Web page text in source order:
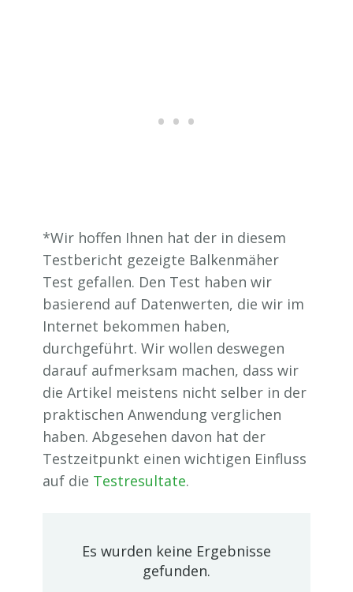
*Wir hoffen Ihnen hat der in diesem
Testbericht gezeigte Balkenmäher
Test gefallen. Den Test haben wir
basierend auf Datenwerten, die wir im
Internet bekommen haben,
durchgeführt. Wir wollen deswegen
darauf aufmerksam machen, dass wir
die Artikel meistens nicht selber in der
praktischen Anwendung verglichen
haben. Abgesehen davon hat der
Testzeitpunkt einen wichtigen Einfluss
auf die Testresultate.
Es wurden keine Ergebnisse
gefunden.